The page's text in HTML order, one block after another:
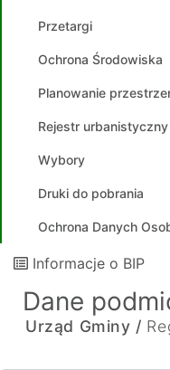
Przetargi
Ochrona Środowiska
Planowanie
Rejestr urbanistyczny
Wybory
Druki do pobrania
Ochrona Danych
Informacje o BIP
Dane
Urząd Gminy /